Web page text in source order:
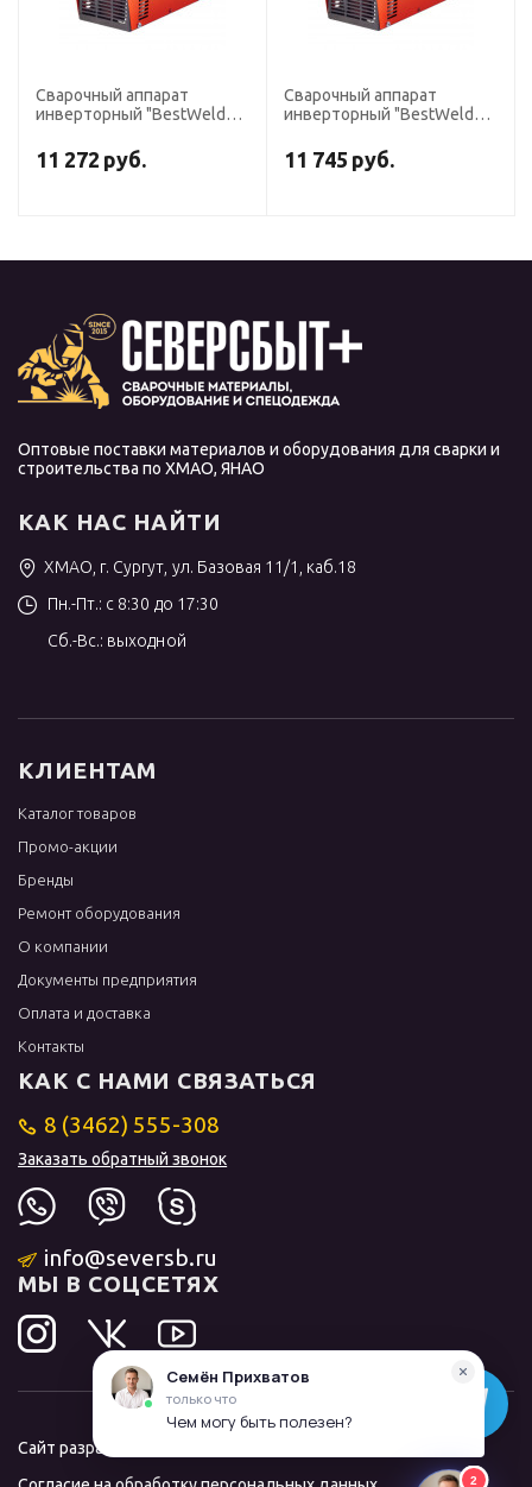
Сварочный аппарат
инверторный "BestWeld
11 272 руб.
Сварочный аппарат
инверторный "BestWeld
11 745 руб.
Оптовые поставки материалов и оборудования для сварки и
строительства по ХМАО, ЯНАО
КАК НАС НАЙТИ
ХМАО, г. Сургут, ул. Базовая 11/1, каб.18
Пн.-Пт.: с 8:30 до 17:30
Сб.-Вс.: выходной
КЛИЕНТАМ
Каталог товаров
Промо-акции
Бренды
Ремонт оборудования
О компании
Документы предприятия
Оплата и доставка
Контакты
КАК С НАМИ СВЯЗАТЬСЯ
8 (3462) 555-308
Заказать обратный звонок
info@seversb.ru
МЫ В СОЦСЕТЯХ
Сайт разработал и продвинул